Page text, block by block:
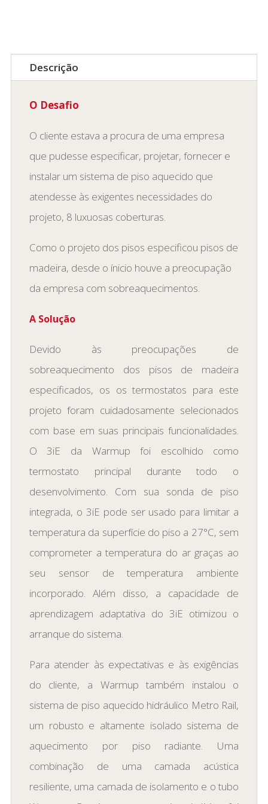
Descrição
O Desafio
O cliente estava a procura de uma empresa
que pudesse especificar, projetar, fornecer e
instalar um sistema de piso aquecido que
atendesse às exigentes necessidades do
projeto, 8 luxuosas coberturas.
Como o projeto dos pisos especificou pisos de
madeira, desde o ínicio houve a preocupação
da empresa com sobreaquecimentos.
A Solução
Devido às preocupações de
sobreaquecimento dos pisos de madeira
especificados, os os termostatos para este
projeto foram cuidadosamente selecionados
com base em suas principais funcionalidades.
O 3iE da Warmup foi escolhido como
termostato principal durante todo o
desenvolvimento. Com sua sonda de piso
integrada, o 3iE pode ser usado para limitar a
temperatura da superfície do piso a 27°C, sem
comprometer a temperatura do ar graças ao
seu sensor de temperatura ambiente
incorporado. Além disso, a capacidade de
aprendizagem adaptativa do 3iE otimizou o
arranque do sistema.
Para atender às expectativas e às exigências
do cliente, a Warmup também instalou o
sistema de piso aquecido hidráulico Metro Rail,
um robusto e altamente isolado sistema de
aquecimento por piso radiante. Uma
combinação de uma camada acústica
resiliente, uma camada de isolamento e o tubo